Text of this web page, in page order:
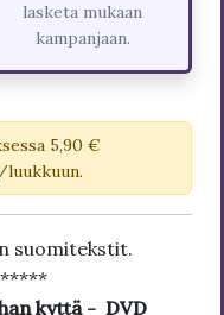
lasketa mukaan
kampanjaan.
5,90 €
suomitekstit.
kyttä - DVD